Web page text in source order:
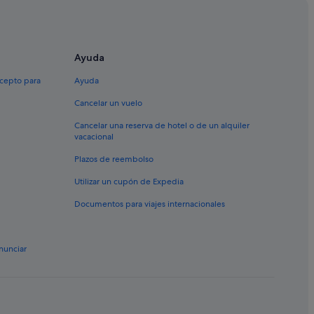
y del Vino
para
Ayuda
Ayuda
Cancelar un vuelo
Cancelar una reserva de hotel o de un alquiler
vacacional
Plazos de reembolso
Utilizar un cupón de Expedia
Documentos para viajes internacionales